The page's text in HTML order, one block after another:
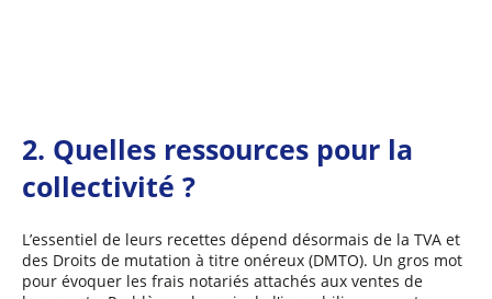
2. Quelles ressources pour la
collectivité ?
L’essentiel de leurs recettes dépend désormais de la TVA et
des Droits de mutation à titre onéreux (DMTO). Un gros mot
pour évoquer les frais notariés attachés aux ventes de